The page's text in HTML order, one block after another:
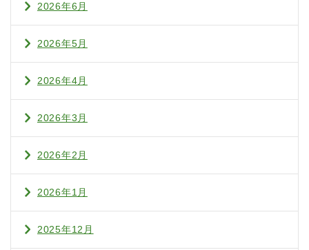
2026年6月
2026年5月
2026年4月
2026年3月
2026年2月
2026年1月
2025年12月